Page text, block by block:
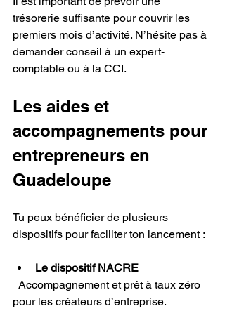
trésorerie suffisante pour couvrir les
premiers mois d’activité. N’hésite pas à
demander conseil à un expert-
comptable ou à la CCI.
Les aides et
accompagnements pour
entrepreneurs en
Guadeloupe
Tu peux bénéficier de plusieurs
dispositifs pour faciliter ton lancement :
Le dispositif NACRE
pour les créateurs d’entreprise.